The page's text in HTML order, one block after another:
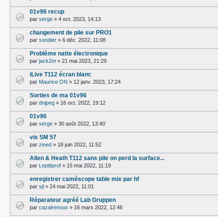
01v96 recup
par serge » 4 oct. 2023, 14:13
changement de pile sur PRO1
par sondier » 6 déc. 2022, 11:08
Problème natte électronique
par jack2m » 21 mai 2023, 21:29
iLive T112 écran blanc
par Maurice ON » 12 janv. 2023, 17:24
Sorties de ma 01v96
par dnjpeg » 16 oct. 2022, 19:12
01v96
par serge » 30 août 2022, 13:40
vis SM 57
par zined » 18 juin 2022, 11:52
Allen & Heath T112 sans pile on perd la surface...
par Leptitprof» 15 mai 2022, 11:19
enregistrer caméscope table mix par hf
par sjl » 24 mai 2022, 11:01
Réparateur agréé Lab Gruppen
par cazalrenoux » 16 mars 2022, 12:46